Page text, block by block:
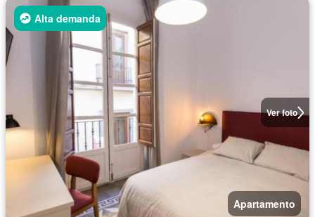
Ver foto
Alta demanda
Apartamento